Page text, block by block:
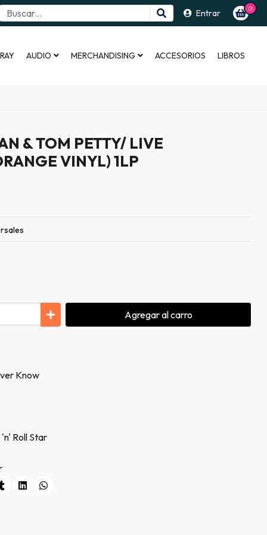
Entrar 0
AUDIO MERCHANDISING ACCESORIOS LIBROS
& TOM PETTY/ LIVE
VINYL) 1LP
Agregaral carro
Know
Roll Star